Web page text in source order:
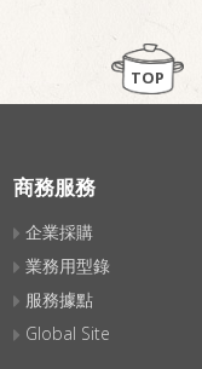
TOP
商務服務
企業採購
業務用型錄
服務據點
Global Site